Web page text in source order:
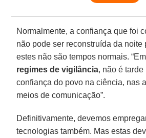
Normalmente, a confiança que foi
não pode ser reconstruída da noite
estes não são tempos normais.
regimes de vigilância, não é
confiança do povo na ciência, nas
meios de comunicação”.
Definitivamente, devemos
tecnologias também. Mas estas